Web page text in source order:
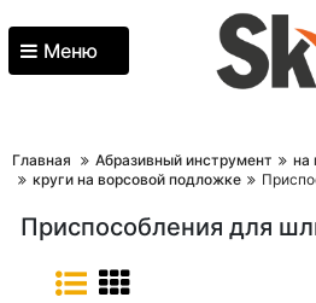
Меню
Главная Абразивный инструмент
на
круги на ворсовой подложке
Приспособления для